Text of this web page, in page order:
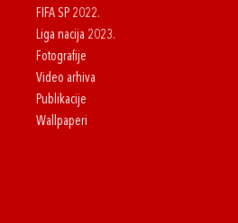
FIFA SP 2022.
Liga nacija 2023.
Fotografije
Video arhiva
Publikacije
Wallpaperi